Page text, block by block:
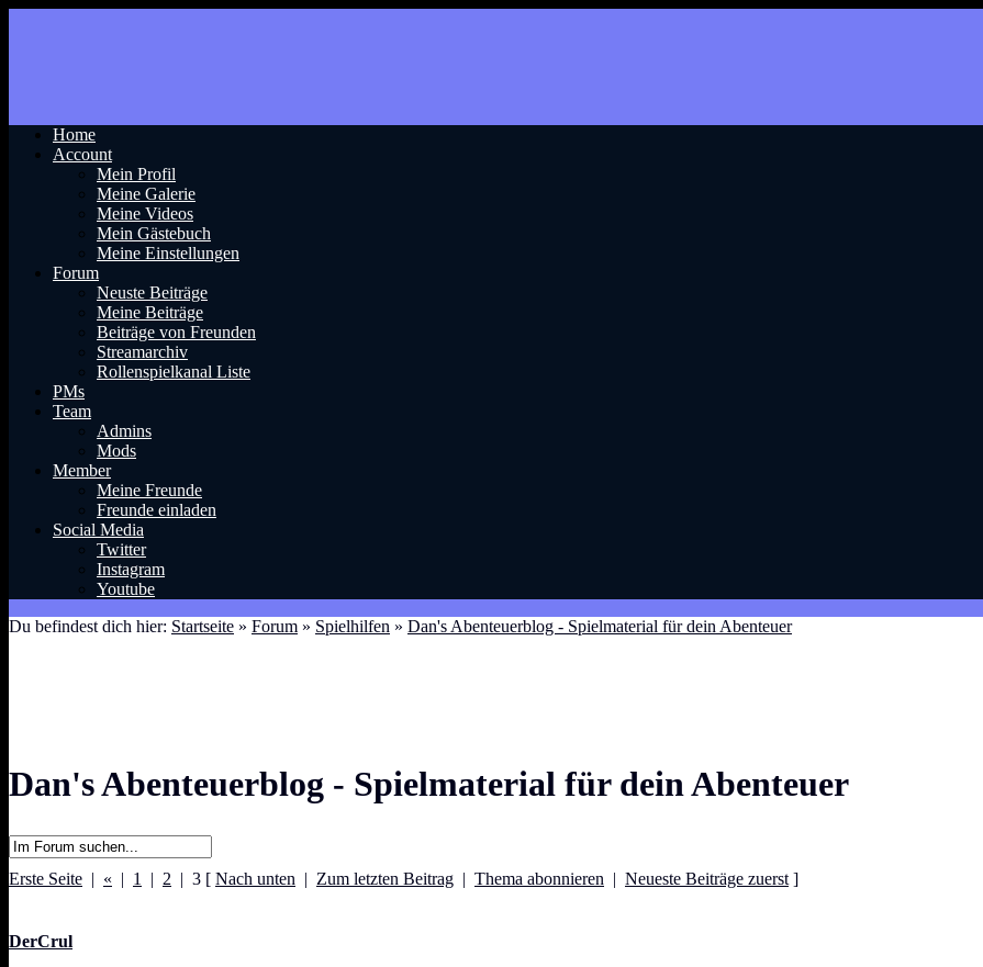
Home
Account
Mein Profil
Meine Galerie
Meine Videos
Mein Gästebuch
Meine Einstellungen
Forum
Neuste Beiträge
Meine Beiträge
Beiträge von Freunden
Streamarchiv
Rollenspielkanal Liste
PMs
Team
Admins
Mods
Member
Meine Freunde
Freunde einladen
Social Media
Twitter
Instagram
Youtube
Du befindest dich hier: Startseite » Forum » Spielhilfen » Dan's Abenteuerblog - Spielmaterial für dein Abenteuer
Dan's Abenteuerblog - Spielmaterial für dein Abenteuer
Erste Seite | « | 1 | 2 | 3 [ Nach unten | Zum letzten Beitrag | Thema abonnieren | Neueste Beiträge zuerst ]
DerCrul